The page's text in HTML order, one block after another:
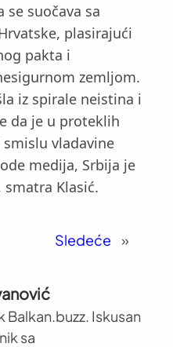
se suočava sa
plasirajući
pakta i
zemljom.
iz spirale neistina i
da je u proteklih
vladavine
medija, Srbija je
Klasić.
Sledeće »
Balkan.buzz. Iskusan
sa